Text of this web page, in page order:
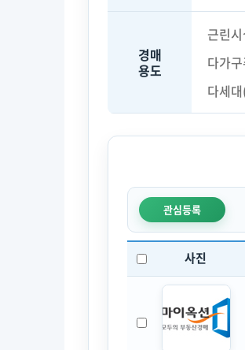
경매
용도
근린시
다가
다세
관심등록
사진